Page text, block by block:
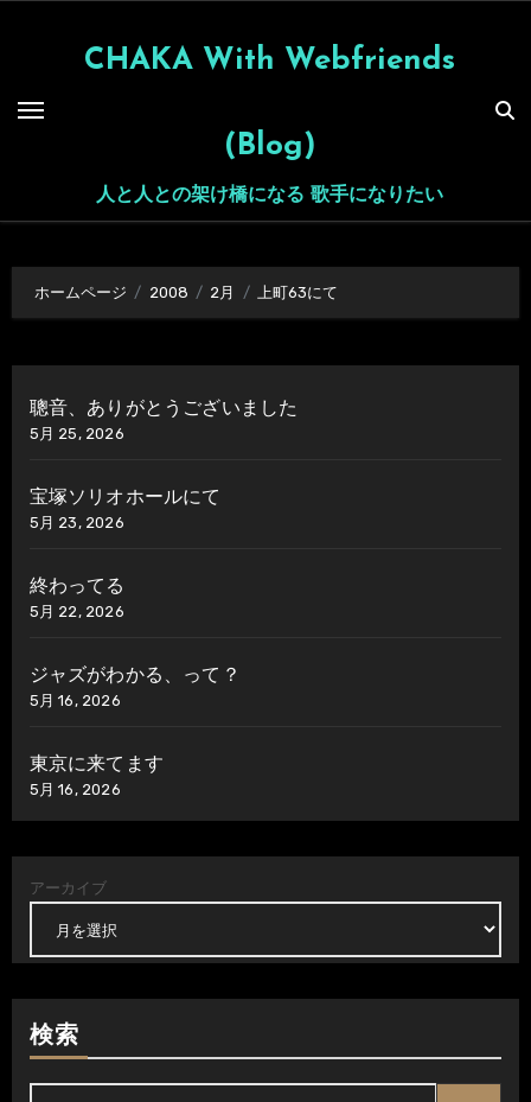
CHAKA With Webfriends
(Blog)
人と人との架け橋になる 歌手になりたい
ホームページ 2008 2月 上町63にて
聰音、ありがとうございました
5月 25, 2026
宝塚ソリオホールにて
5月 23, 2026
終わってる
5月 22, 2026
ジャズがわかる、って？
5月 16, 2026
東京に来てます
5月 16, 2026
アーカイブ
検索